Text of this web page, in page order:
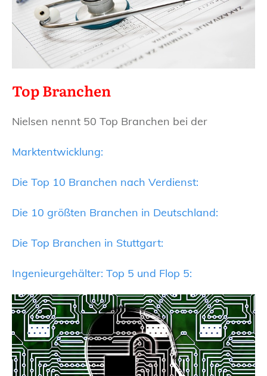
Top Branchen
Nielsen nennt 50 Top Branchen bei der
Marktentwicklung:
Die Top 10 Branchen nach Verdienst:
Die 10 größten Branchen in Deutschland:
Die Top Branchen in Stuttgart:
Ingenieurgehälter: Top 5 und Flop 5: